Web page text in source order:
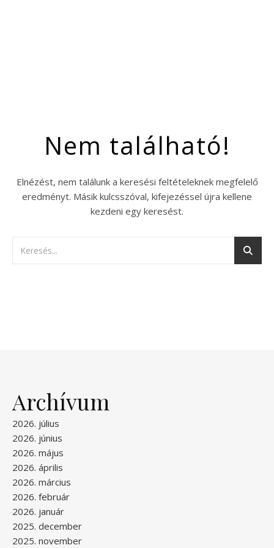
Nem található!
Elnézést, nem találunk a keresési feltételeknek megfelelő
eredményt. Másik kulcsszóval, kifejezéssel újra kellene
kezdeni egy keresést.
Archívum
2026. július
2026. június
2026. május
2026. április
2026. március
2026. február
2026. január
2025. december
2025. november